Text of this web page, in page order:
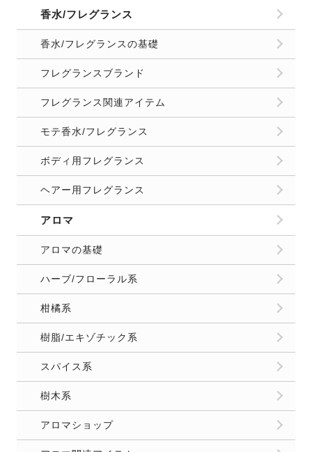
香水/フレグランス
香水/フレグランスの基礎
フレグランスブランド
フレグランス関連アイテム
モテ香水/フレグランス
ボディ用フレグランス
ヘアー用フレグランス
アロマ
アロマの基礎
ハーブ/フローラル系
柑橘系
樹脂/エキゾチック系
スパイス系
樹木系
アロマショップ